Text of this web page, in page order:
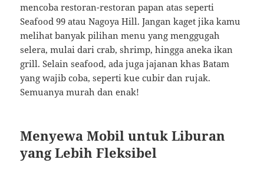
mencoba restoran-restoran papan atas seperti
Seafood 99 atau Nagoya Hill. Jangan kaget jika kamu
melihat banyak pilihan menu yang menggugah
selera, mulai dari crab, shrimp, hingga aneka ikan
grill. Selain seafood, ada juga jajanan khas Batam
yang wajib coba, seperti kue cubir dan rujak.
Semuanya murah dan enak!
Menyewa Mobil untuk Liburan
yang Lebih Fleksibel